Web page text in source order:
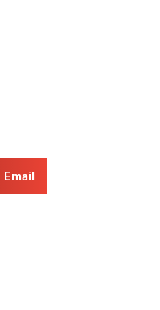
Email